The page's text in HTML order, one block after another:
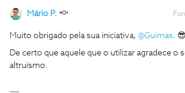
Mário P.
Muito obrigado pela sua iniciativa, @Guimas. 😎
De certo que aquele que o utilizar agradece o
altruísmo.